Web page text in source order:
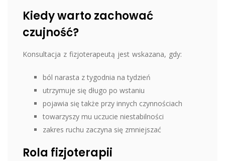
Kiedy warto zachować
czujność?
Konsultacja z fizjoterapeutą jest wskazana, gdy:
ból narasta z tygodnia na tydzień
utrzymuje się długo po wstaniu
pojawia się także przy innych czynnościach
towarzyszy mu uczucie niestabilności
zakres ruchu zaczyna się zmniejszać
Rola fizjoterapii